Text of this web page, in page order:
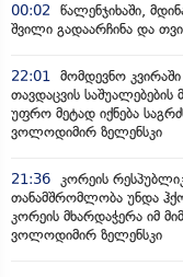
00:02
წალენჯიხაში,
შვილი გადაარჩინა და
22:01
მომდევნო
თავდაცვის
უფრო მეტად იქნება
ვოლოდიმირ ზელენსკი
21:36
კორეის
თანამშრომლობა უნდა
კორეის მხარდაჭერა იმ
ვოლოდიმირ ზელენსკი